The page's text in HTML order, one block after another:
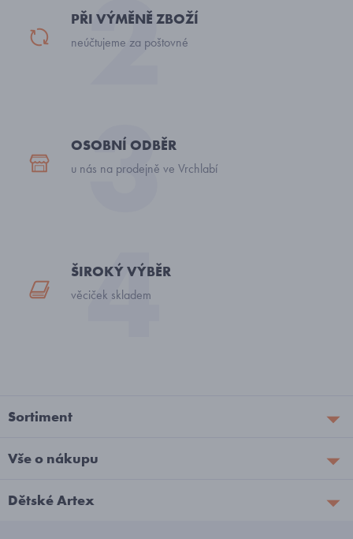
PŘI VÝMĚNĚ ZBOŽÍ
neúčtujeme za poštovné
OSOBNÍ ODBĚR
u nás na prodejně ve Vrchlabí
ŠIROKÝ VÝBĚR
věciček skladem
Sortiment
Vše o nákupu
Dětské Artex